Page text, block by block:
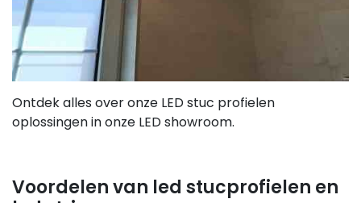
Ontdek alles over onze LED stuc profielen
oplossingen in onze LED showroom.
Voordelen van led stucprofielen en